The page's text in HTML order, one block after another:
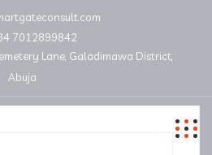
7012899842
Lane, Galadimawa District,
Abuja